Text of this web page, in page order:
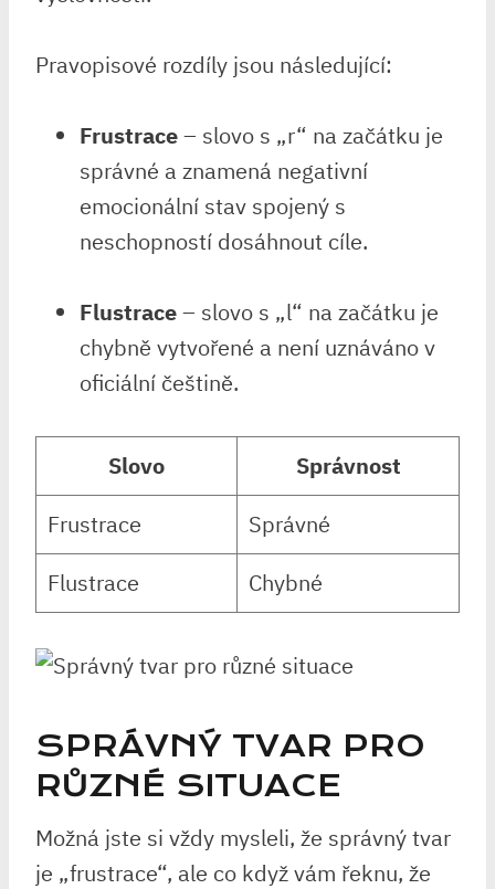
Pravopisové rozdíly jsou následující:
Frustrace– slovo s „r“ na začátku je
správné a znamená negativní
emocionální stav spojený s
neschopností dosáhnout cíle.
Flustrace– slovo s „l“ na začátku je
chybně vytvořené a není uznáváno v
oficiální češtině.
Slovo
Správnost
Frustrace
Správné
Flustrace
Chybné
SPRÁVNÝ TVAR PRO
RŮZNÉ SITUACE
Možná jste si vždy mysleli, že správný tvar
je „frustrace“, ale co když vám řeknu, že